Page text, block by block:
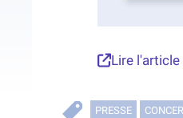
Lire
PRESSE